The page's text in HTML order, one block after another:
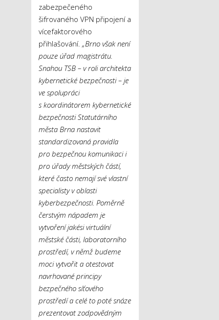
zabezpečeného
šifrovaného VPN připojení a
vícefaktorového
přihlašování. „Brno však není
pouze úřad magistrátu.
Snahou TSB – v roli architekta
kybernetické bezpečnosti – je
ve spolupráci
s koordinátorem kybernetické
bezpečnosti Statutárního
města Brna nastavit
standardizovaná pravidla
pro bezpečnou komunikaci i
pro úřady městských částí,
které často nemají své vlastní
specialisty v oblasti
kyberbezpečnosti. Poměrně
čerstvým nápadem je
vytvoření jakési virtuální
městské části, laboratorního
prostředí, v němž budeme
moci vytvořit a otestovat
navrhované principy
bezpečného síťového
prostředí a celé to poté snáze
prezentovat zodpovědným